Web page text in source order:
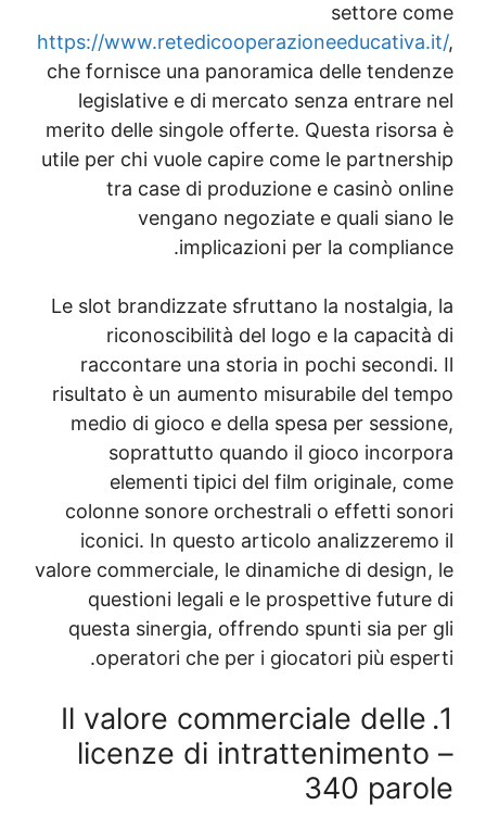
settore
https://
che fornisce una panoramica delle
legislative e di mercato senza
merito delle singole offerte. Questa
utile per chi vuole capire come le
tra case di produzione e casinò
vengano negoziate e quali
implicazioni per la
Le slot brandizzate sfruttano la
riconoscibilità del logo e la
raccontare una storia in pochi
risultato è un aumento misurabile del
medio di gioco e della spesa per
soprattutto quando il gioco
elementi tipici del film originale,
colonne sonore orchestrali o effetti
iconici. In questo articolo
valore commerciale, le dinamiche di
questioni legali e le prospettive
questa sinergia, offrendo spunti sia
operatori che per i giocatori più
1. Il valore commerciale
licenze di
340